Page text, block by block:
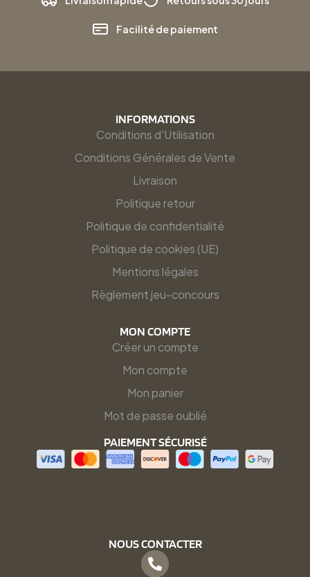
Facilité de paiement
INFORMATIONS
Conditions d'Utilisation
Conditions Générales de Vente
Livraison
Politique retour
Politique de confidentialité
Politique de cookies (UE)
Mentions légales
Règlement jeu-concours
MON COMPTE
Créer un compte
Mon compte
Mon panier
Mot de passe oublié
PAIEMENT SÉCURISÉ
NOUS CONTACTER